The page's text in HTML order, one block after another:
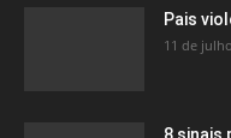
Pais
11 de
8 sinais